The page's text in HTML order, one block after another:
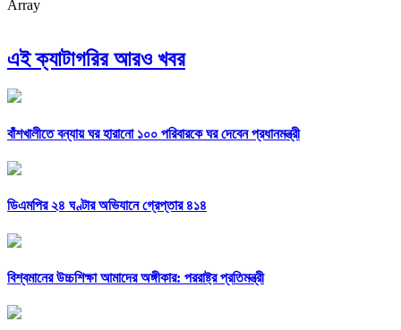
Array
এই ক্যাটাগরির আরও খবর
বাঁশখালীতে বন্যায় ঘর হারানো ১০০ পরিবারকে ঘর দেবেন প্রধানমন্ত্রী
ডিএমপির ২৪ ঘণ্টার অভিযানে গ্রেপ্তার ৪১৪
বিশ্বমানের উচ্চশিক্ষা আমাদের অঙ্গীকার: পররাষ্ট্র প্রতিমন্ত্রী